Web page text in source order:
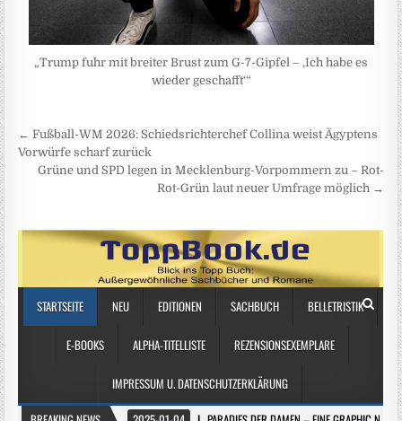
„Trump fuhr mit breiter Brust zum G-7-Gipfel – ‚Ich habe es
wieder geschafft‘“
Beitragsnavigation
← Fußball-WM 2026: Schiedsrichterchef Collina weist Ägyptens
Vorwürfe scharf zurück
Grüne und SPD legen in Mecklenburg-Vorpommern zu – Rot-
Rot-Grün laut neuer Umfrage möglich →